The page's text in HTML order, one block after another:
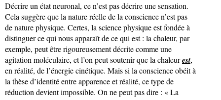
Décrire un état neuronal, ce n’est pas décrire une sensation.
Cela suggère que la nature réelle de la conscience n’est pas
de nature physique. Certes, la science physique est fondée à
distinguer ce qui nous apparaît de ce qui est : la chaleur, par
exemple, peut être rigoureusement décrite comme une
agitation moléculaire, et l’on peut soutenir que la chaleurest,
en réalité, de l’énergie cinétique. Mais si la conscience obéit à
la thèse d’identité entre apparence et réalité, ce type de
réduction devient impossible. On ne peut pas dire : « La